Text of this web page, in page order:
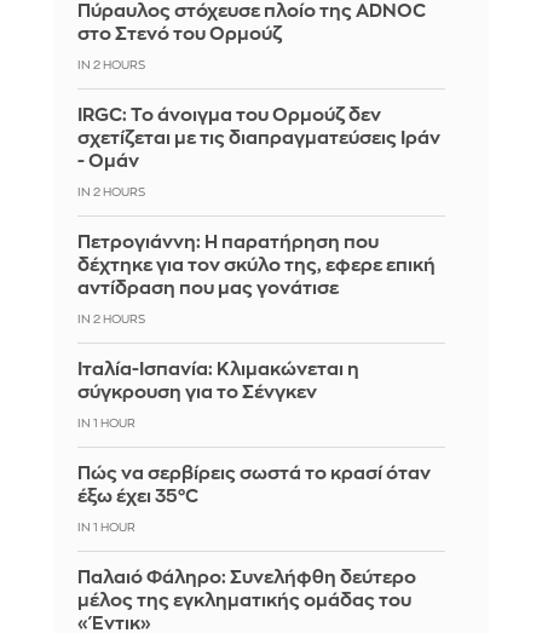
Πύραυλος στόχευσε πλοίο της ADNOC
στο Στενό του Ορμούζ
IN 2 HOURS
IRGC: Το άνοιγμα του Ορμούζ δεν
σχετίζεται με τις διαπραγματεύσεις Ιράν
- Ομάν
IN 2 HOURS
Πετρογιάννη: Η παρατήρηση που
δέχτηκε για τον σκύλο της, εφερε επική
αντίδραση που μας γονάτισε
IN 2 HOURS
Ιταλία-Ισπανία: Κλιμακώνεται η
σύγκρουση για το Σένγκεν
IN 1 HOUR
Πώς να σερβίρεις σωστά το κρασί όταν
έξω έχει 35°C
IN 1 HOUR
Παλαιό Φάληρο: Συνελήφθη δεύτερο
μέλος της εγκληματικής ομάδας του
«Έντικ»